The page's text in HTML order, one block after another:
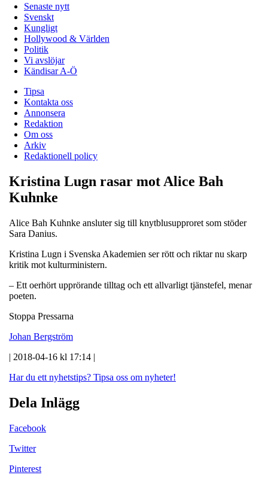
Senaste nytt
Svenskt
Kungligt
Hollywood & Världen
Politik
Vi avslöjar
Kändisar A-Ö
Tipsa
Kontakta oss
Annonsera
Redaktion
Om oss
Arkiv
Redaktionell policy
Kristina Lugn rasar mot Alice Bah
Kuhnke
Alice Bah Kuhnke ansluter sig till knytblusupproret som stöder
Sara Danius.
Kristina Lugn i Svenska Akademien ser rött och riktar nu skarp
kritik mot kulturministern.
– Ett oerhört upprörande tilltag och ett allvarligt tjänstefel, menar
poeten.
Stoppa Pressarna
Johan Bergström
| 2018-04-16 kl 17:14 |
Har du ett nyhetstips? Tipsa oss om nyheter!
Dela Inlägg
Facebook
Twitter
Pinterest